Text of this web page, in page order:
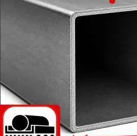
Труба профильная 80х80
Труба профильная 120х120
Труба профильная 140х140
Труба профильная 150х150
Труба профильная 160х160
Труба профильная 180х180
Труба профильная
Труба профильная
Труба профильная